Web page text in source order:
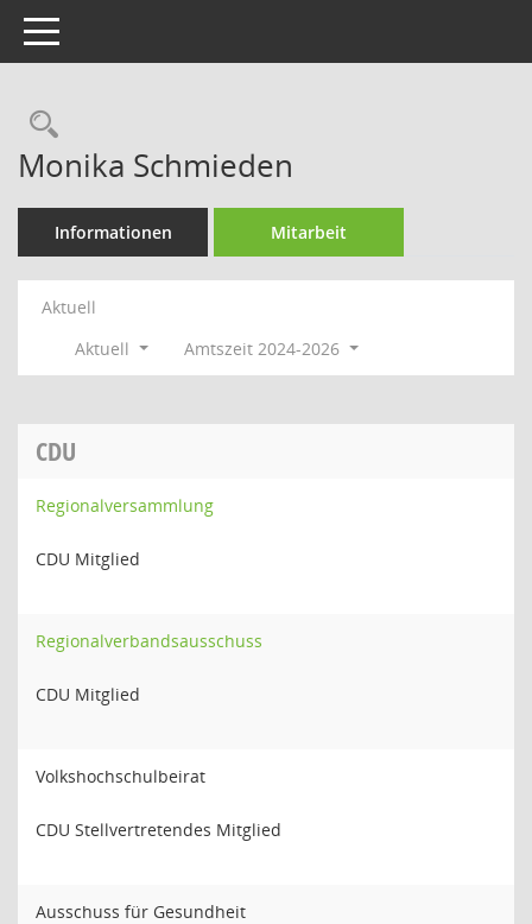
Toggle navigation
Rechercheauswahl
Monika Schmieden
Informationen Mitarbeit
Aktuell
Aktuell
Amtszeit 2024-2026
CDU
Regionalversammlung
CDU Mitglied
Regionalverbandsausschuss
CDU Mitglied
Volkshochschulbeirat
CDU Stellvertretendes Mitglied
Ausschuss für Gesundheit